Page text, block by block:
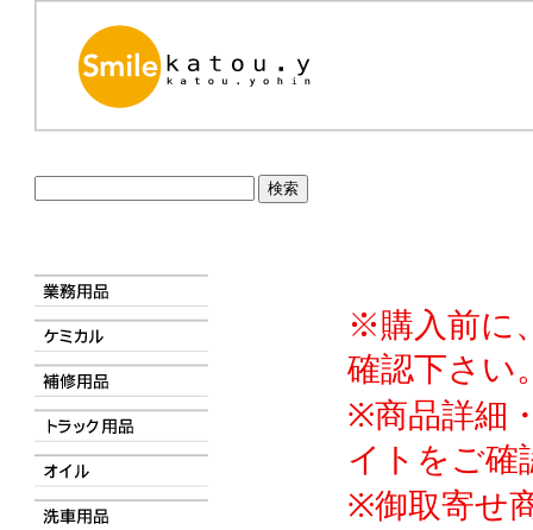
※購入前に
確認下さい
※商品詳細
イトをご確
※御取寄せ